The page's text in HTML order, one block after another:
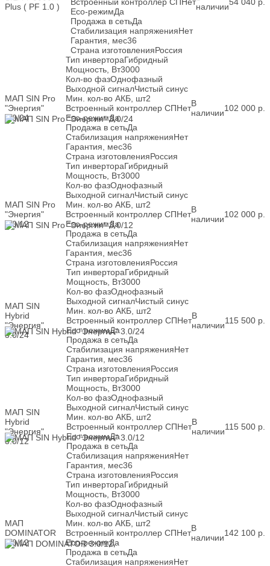
Plus ( PF 1.0 )
Встроенный контроллер СПНет
Eco-режимДа
Продажа в сетьДа
Стабилизация напряженияНет
Гарантия, мес36
Страна изготовленияРоссия
наличии54 040 р.
МАП SIN Pro
"Энергия"
3.0/24
Тип инвертораГибридный
Мощность, Вт3000
Кол-во фазОднофазный
Выходной сигналЧистый синус
Мин. кол-во АКБ, шт2
Встроенный контроллер СПНет
Eco-режимДа
Продажа в сетьДа
Стабилизация напряженияНет
Гарантия, мес36
Страна изготовленияРоссия
В
наличии102 000 р.
МАП SIN Pro
"Энергия"
3.0/12
Тип инвертораГибридный
Мощность, Вт3000
Кол-во фазОднофазный
Выходной сигналЧистый синус
Мин. кол-во АКБ, шт2
Встроенный контроллер СПНет
Eco-режимДа
Продажа в сетьДа
Стабилизация напряженияНет
Гарантия, мес36
Страна изготовленияРоссия
В
наличии102 000 р.
МАП SIN
Hybrid
"Энергия"
3.0/24
Тип инвертораГибридный
Мощность, Вт3000
Кол-во фазОднофазный
Выходной сигналЧистый синус
Мин. кол-во АКБ, шт2
Встроенный контроллер СПНет
Eco-режимДа
Продажа в сетьДа
Стабилизация напряженияНет
Гарантия, мес36
Страна изготовленияРоссия
В
наличии115 500 р.
МАП SIN
Hybrid
"Энергия"
3.0/12
Тип инвертораГибридный
Мощность, Вт3000
Кол-во фазОднофазный
Выходной сигналЧистый синус
Мин. кол-во АКБ, шт2
Встроенный контроллер СПНет
Eco-режимДа
Продажа в сетьДа
Стабилизация напряженияНет
Гарантия, мес36
Страна изготовленияРоссия
В
наличии115 500 р.
МАП
DOMINATOR
3.0/12
Тип инвертораГибридный
Мощность, Вт3000
Кол-во фазОднофазный
Выходной сигналЧистый синус
Мин. кол-во АКБ, шт2
Встроенный контроллер СПНет
Eco-режимДа
Продажа в сетьДа
Стабилизация напряженияНет
В
наличии142 100 р.